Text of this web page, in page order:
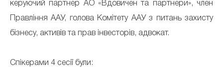
керуючий партнер АО «Вдовичен та партнери», член
Правління ААУ, голова Комітету ААУ з питань захисту
бізнесу, активів та прав інвесторів, адвокат.
Спікерами 4 сесії були: